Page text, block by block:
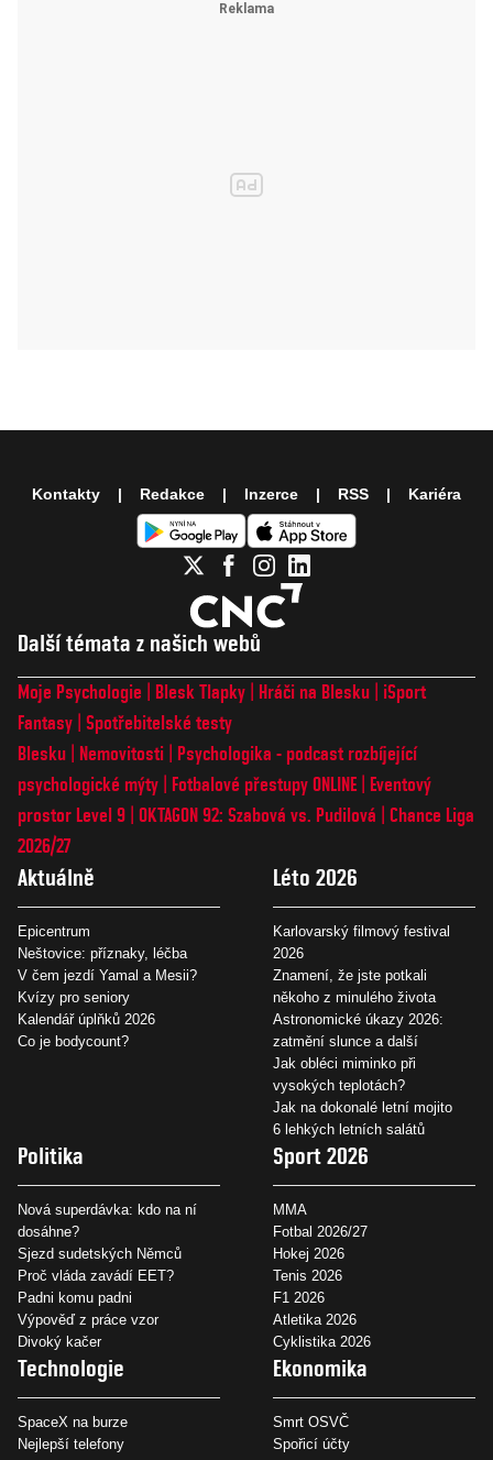
Další témata z našich webů
Moje Psychologie Blesk Tlapky Hráči na Blesku
iSport
Fantasy Spotřebitelské testy
Blesku
Nemovitosti
Psychologika - podcast rozbíjející
psychologické mýty
Fotbalové přestupy ONLINE
Eventový
prostor Level 9 OKTAGON 92: Szabová vs. Pudilová
Chance Liga
2026/27
Aktuálně
Epicentrum
Neštovice: příznaky, léčba
V čem jezdí Yamal a Mesii?
Kvízy pro seniory
Kalendář úplňků 2026
Co je bodycount?
Léto 2026
Karlovarský filmový festival
2026
Znamení, že jste potkali
někoho z minulého života
Astronomické úkazy 2026:
zatmění slunce a další
Jak obléci miminko při
vysokých teplotách?
Jak na dokonalé letní mojito
6 lehkých letních salátů
Politika
Nová superdávka: kdo na ní
dosáhne?
Sjezd sudetských Němců
Proč vláda zavádí EET?
Padni komu padni
Výpověď z práce vzor
Divoký kačer
Sport 2026
MMA
Fotbal 2026/27
Hokej 2026
Tenis 2026
F1 2026
Atletika 2026
Cyklistika 2026
Technologie
SpaceX na burze
Nejlepší telefony
Ekonomika
Smrt OSVČ
Spořicí účty
Kontakty Redakce Inzerce RSS Kariéra